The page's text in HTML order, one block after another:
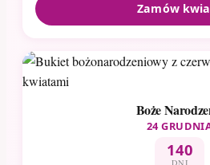
Zamów
Boże
24
140
DNI